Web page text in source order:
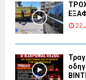
22